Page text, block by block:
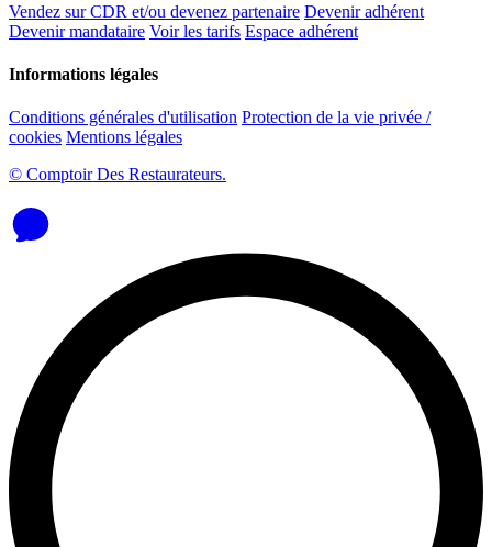
Vendez sur CDR et/ou devenez partenaire Devenir adhérent
Devenir mandataire Voir les tarifs Espace adhérent
Informations légales
Conditions générales d'utilisation Protection de la vie privée /
cookies Mentions légales
© Comptoir Des Restaurateurs.